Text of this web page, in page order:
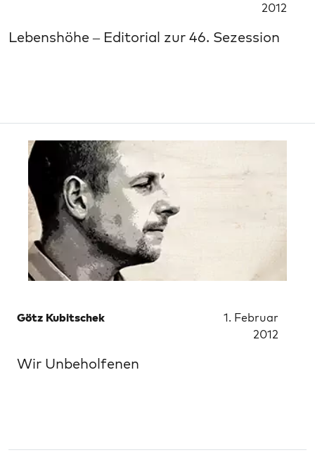
2012
Lebenshöhe – Editorial zur 46. Sezession
Götz Kubitschek
1. Februar
2012
Wir Unbeholfenen